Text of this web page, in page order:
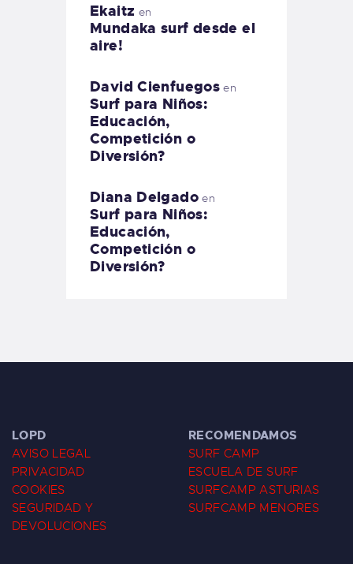
Ekaitz en
Mundaka surf desde el
aire!
David Cienfuegos en
Surf para Niños:
Educación,
Competición o
Diversión?
Diana Delgadoen
Surf para Niños:
Educación,
Competición o
Diversión?
LOPD
AVISO LEGAL
PRIVACIDAD
COOKIES
SEGURIDAD Y
DEVOLUCIONES
RECOMENDAMOS
SURF CAMP
ESCUELA DE SURF
SURFCAMP ASTURIAS
SURFCAMP MENORES